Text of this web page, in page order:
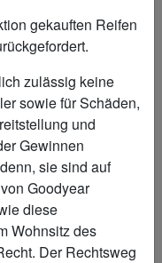
Händlers ein
gekauften Reifen
zulässig keine
sowie für Schäden,
und
Gewinnen
sie sind auf
Goodyear
diese
Wohnsitz des
Der Rechtsweg